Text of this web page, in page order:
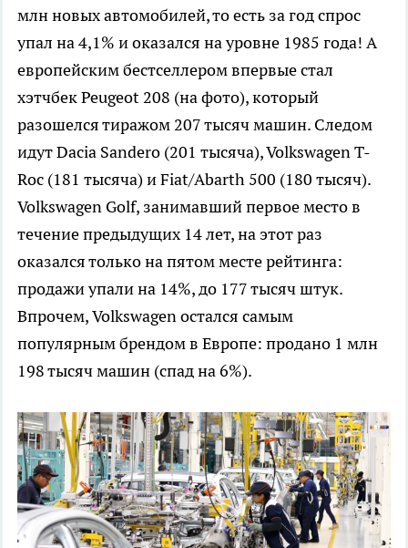
млн новых автомобилей, то есть за год спрос
упал на 4,1% и оказался на уровне 1985 года! А
европейским бестселлером впервые стал
хэтчбек Peugeot 208 (на фото), который
разошелся тиражом 207 тысяч машин. Следом
идут Dacia Sandero (201 тысяча), Volkswagen T-
Roc (181 тысяча) и Fiat/Abarth 500 (180 тысяч).
Volkswagen Golf, занимавший первое место в
течение предыдущих 14 лет, на этот раз
оказался только на пятом месте рейтинга:
продажи упали на 14%, до 177 тысяч штук.
Впрочем, Volkswagen остался самым
популярным брендом в Европе: продано 1 млн
198 тысяч машин (спад на 6%).